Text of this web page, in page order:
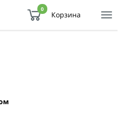
0
Корзина